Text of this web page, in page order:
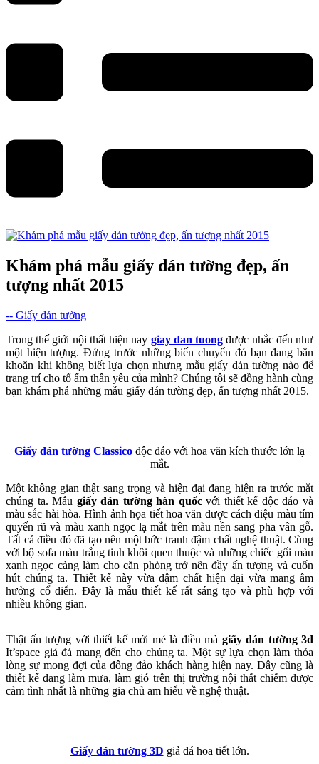
Khám phá mẫu giấy dán tường đẹp, ấn
tượng nhất 2015
-- Giấy dán tường
Trong thế giới nội thất hiện nay giay dan tuong được nhắc đến như
một hiện tượng. Đứng trước những biến chuyển đó bạn đang băn
khoăn khi không biết lựa chọn nhưng mẫu giấy dán tường nào để
trang trí cho tổ ấm thân yêu của mình? Chúng tôi sẽ đồng hành cùng
bạn khám phá những mẫu giấy dán tường đẹp, ấn tượng nhất 2015.
Giấy dán tường Classico độc đáo với hoa văn kích thước lớn lạ
mắt.
Một không gian thật sang trọng và hiện đại đang hiện ra trước mắt
chúng ta. Mẫu giấy dán tường hàn quốcvới thiết kế độc đáo và
màu sắc hài hòa. Hình ảnh họa tiết hoa văn được cách điệu màu tím
quyến rũ và màu xanh ngọc lạ mắt trên màu nền sang pha vân gỗ.
Tất cả điều đó đã tạo nên một bức tranh đậm chất nghệ thuật. Cùng
với bộ sofa màu trắng tinh khôi quen thuộc và những chiếc gối màu
xanh ngọc càng làm cho căn phòng trở nên đầy ấn tượng và cuốn
hút chúng ta. Thiết kế này vừa đậm chất hiện đại vừa mang âm
hưởng cổ điển. Đây là mẫu thiết kế rất sáng tạo và phù hợp với
nhiều không gian.
Thật ấn tượng với thiết kế mới mẻ là điều mà giấy dán tường 3d
It’space giả đá mang đến cho chúng ta. Một sự lựa chọn làm thỏa
lòng sự mong đợi của đông đảo khách hàng hiện nay. Đây cũng là
thiết kế đang làm mưa, làm gió trên thị trường nội thất chiếm được
cảm tình nhất là những gia chủ am hiểu về nghệ thuật.
Giấy dán tường 3D giả đá hoa tiết lớn.